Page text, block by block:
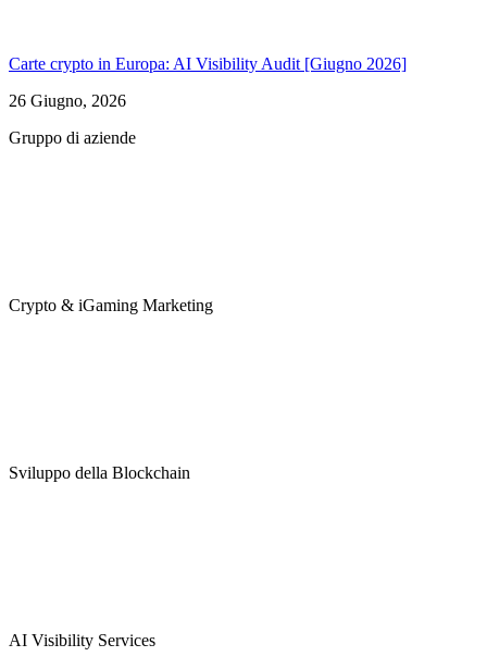
Carte crypto in Europa: AI Visibility Audit [Giugno 2026]
26 Giugno, 2026
Gruppo di aziende
Crypto & iGaming Marketing
Sviluppo della Blockchain
AI Visibility Services